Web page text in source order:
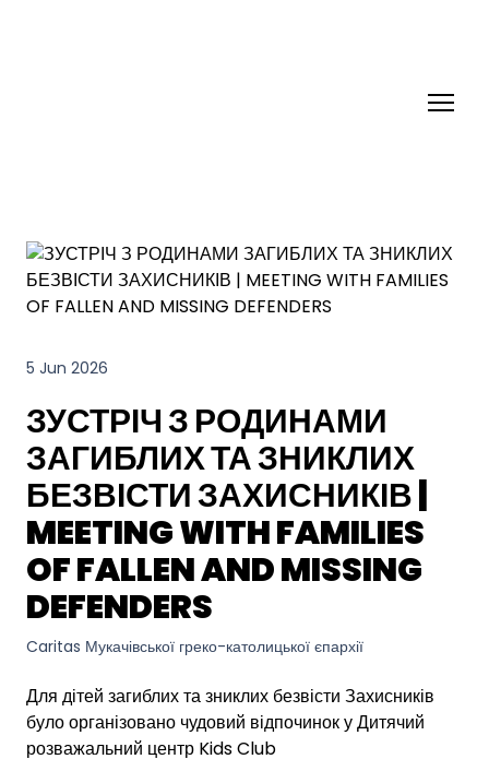
5 Jun 2026
ЗУСТРІЧ З РОДИНАМИ
ЗАГИБЛИХ ТА ЗНИКЛИХ
БЕЗВІСТИ ЗАХИСНИКІВ |
MEETING WITH FAMILIES
OF FALLEN AND MISSING
DEFENDERS
Caritas Мукачівської греко-католицької єпархії
Для дітей загиблих та зниклих безвісти Захисників
було організовано чудовий відпочинок у Дитячий
розважальний центр Kids Club